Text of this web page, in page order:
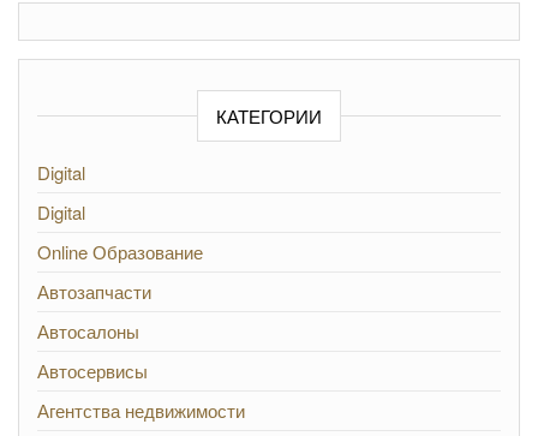
КАТЕГОРИИ
Digital
Digital
Online Образование
Автозапчасти
Автосалоны
Автосервисы
Агентства недвижимости